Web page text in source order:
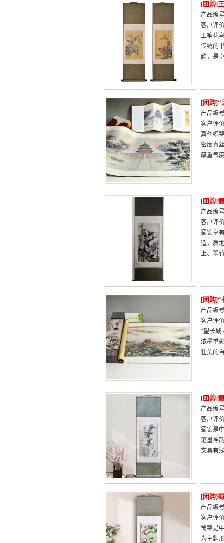
[团购]
产品编
客户评
工笔花
传统的
韵，是
[团购]“
产品编
客户评
真丝织
密度真
厚重气
[团购]
产品编
客户评
蜀锦享
造，质
上、翠
[团购]“
产品编
客户评
“望长城
浓墨重
壮美的
[团购]
产品编
客户评
蜀锦是
笔墨神
文具有
[团购]
产品编
客户评
蜀锦是
为主题